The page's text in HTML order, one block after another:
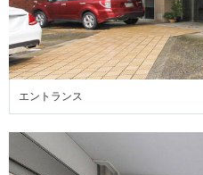
エントランス